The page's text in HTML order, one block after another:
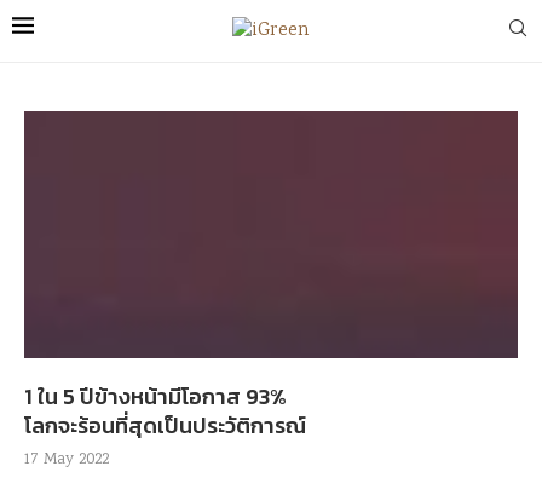
1 ใน 5 ปีข้างหน้ามีโอกาส 93%
โลกจะร้อนที่สุดเป็นประวัติการณ์
17 May 2022